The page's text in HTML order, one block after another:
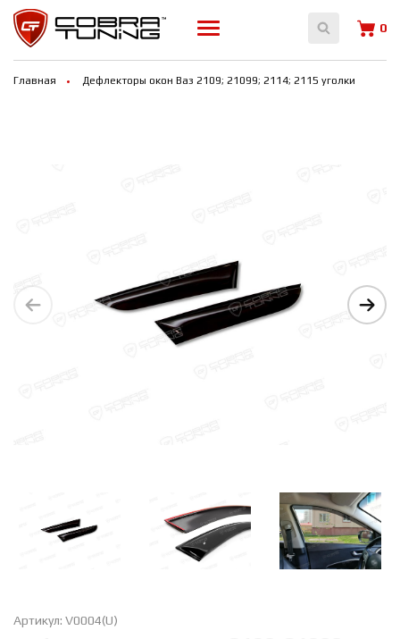
0
Главная Дефлекторы окон Ваз 2109; 21099; 2114; 2115 уголки
Артикул: V0004(U)